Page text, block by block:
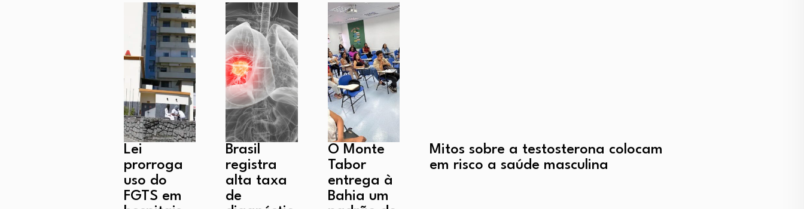
Lei
prorroga
uso do
FGTS em
Brasil
registra
alta taxa
de
O Monte
Tabor
entrega à
Bahia um
Mitos sobre a testosterona colocam
em risco a saúde masculina